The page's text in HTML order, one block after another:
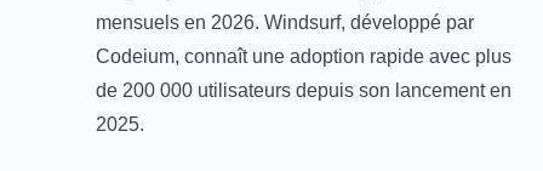
mensuels en 2026. Windsurf, développé par
Codeium, connaît une adoption rapide avec plus
de 200 000 utilisateurs depuis son lancement en
2025.